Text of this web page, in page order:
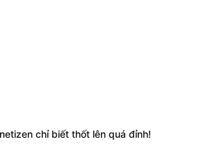
chỉ biết thốt lên quá đỉnh!